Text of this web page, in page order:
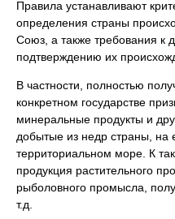
Правила устанавливают
определения страны
Союз, а также требования к
подтверждению их
В частности, полностью
конкретном государстве
минеральные продукты и
добытые из недр страны, на
территориальном море. К
продукция растительного
рыболовного промысла,
т.д.